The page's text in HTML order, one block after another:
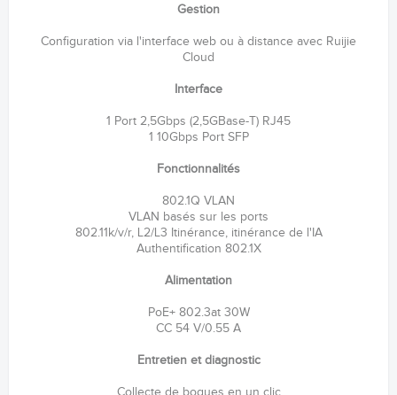
Gestion
Configuration via l'interface web ou à distance avec Ruijie
Cloud
Interface
1 Port 2,5Gbps (2,5GBase-T) RJ45
1 10Gbps Port SFP
Fonctionnalités
802.1Q VLAN
VLAN basés sur les ports
802.11k/v/r, L2/L3 Itinérance, itinérance de l'IA
Authentification 802.1X
Alimentation
PoE+ 802.3at 30W
CC 54 V/0.55 A
Entretien et diagnostic